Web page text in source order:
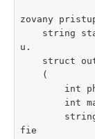
zovany
u.
fie